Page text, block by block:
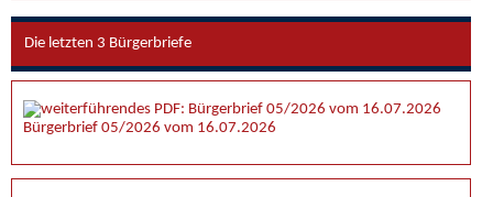
Die letzten 3 Bürgerbriefe
Bürgerbrief 05/2026 vom 16.07.2026